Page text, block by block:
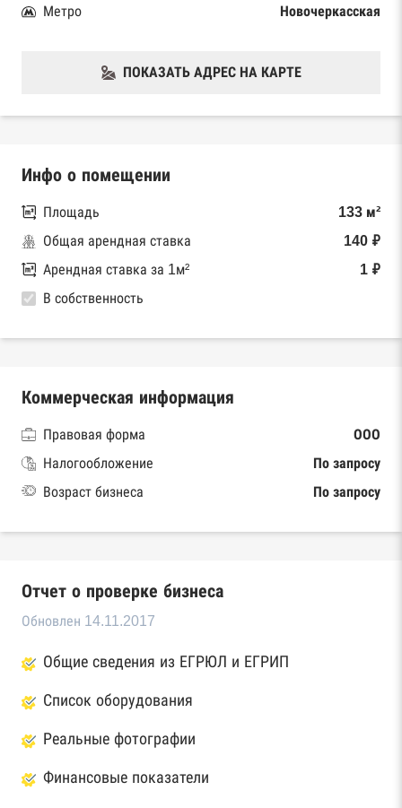
Метро
Новочеркасская
ПОКАЗАТЬ АДРЕС НА КАРТЕ
Инфо о помещении
Площадь
133 м²
Общая арендная ставка
140 ₽
Арендная ставка за 1м²
1 ₽
В собственность
Коммерческая информация
Правовая форма
ООО
Налогообложение
По запросу
Возраст бизнеса
По запросу
Отчет о проверке бизнеса
Обновлен 14.11.2017
Общие сведения из ЕГРЮЛ и ЕГРИП
Список оборудования
Реальные фотографии
Финансовые показатели